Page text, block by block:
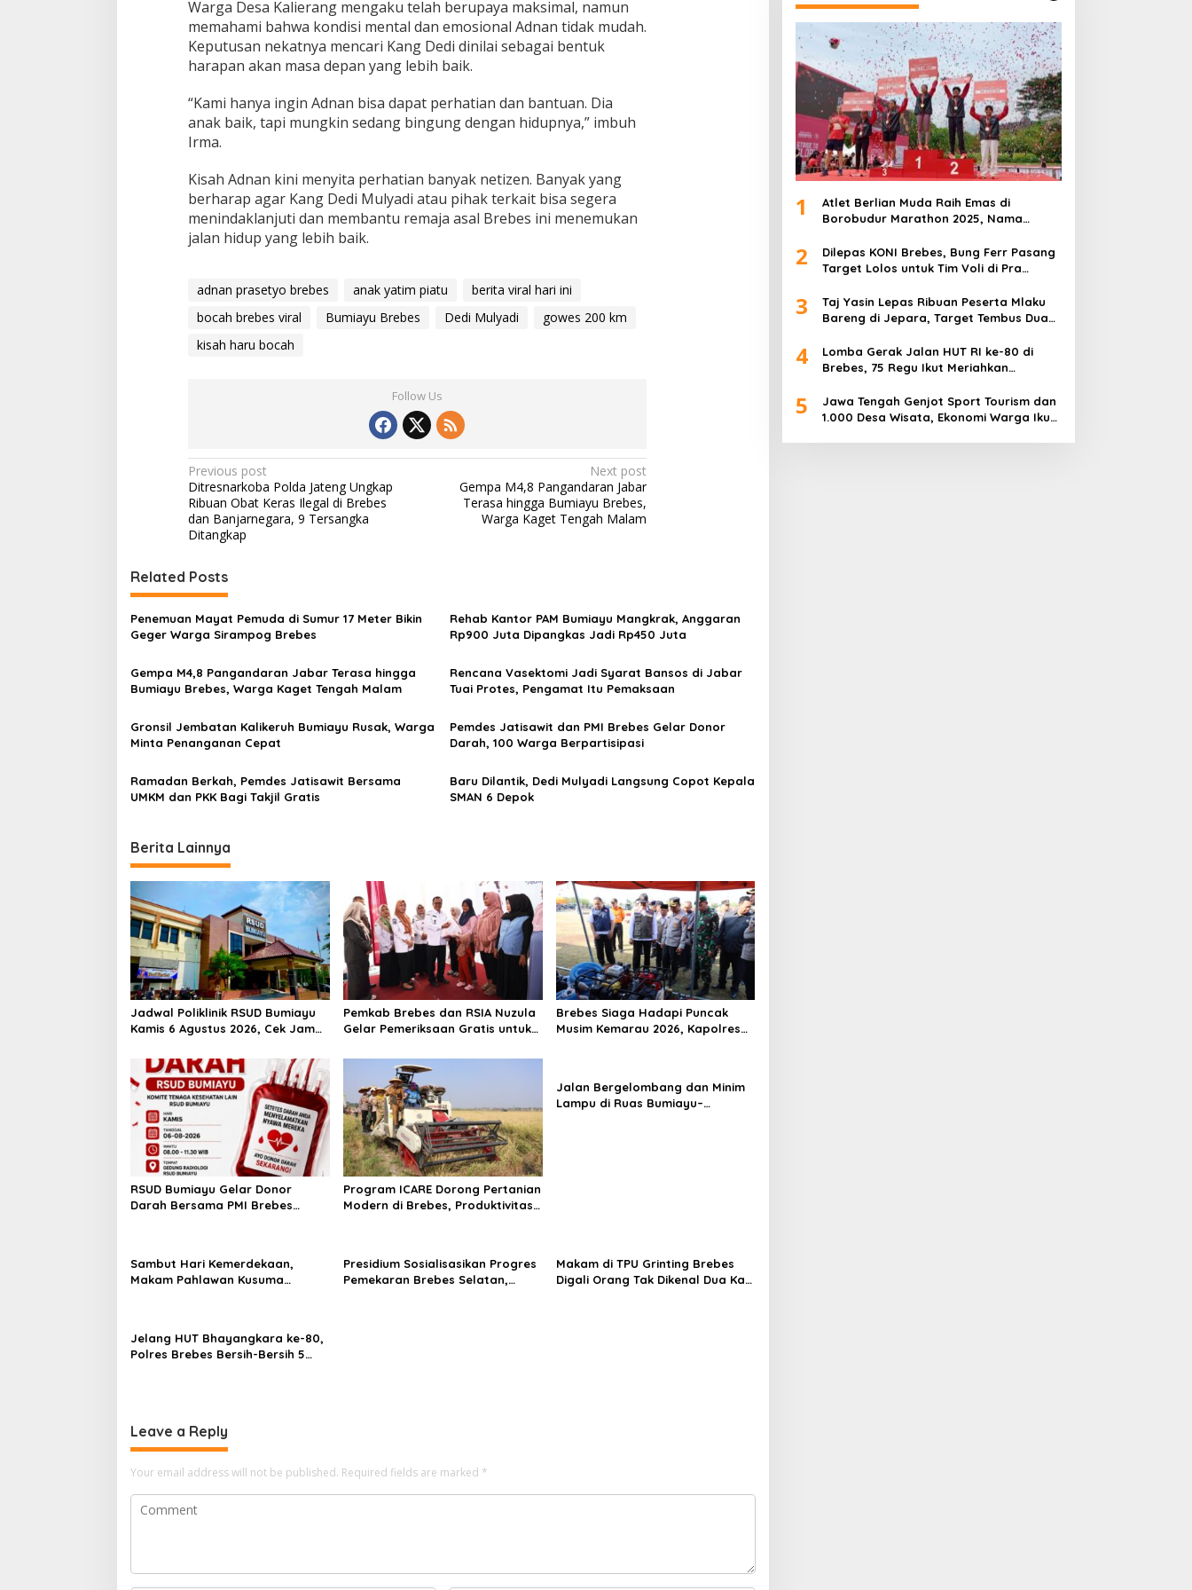
Warga Desa Kalierang mengaku telah berupaya maksimal, namun
memahami bahwa kondisi mental dan emosional Adnan tidak mudah.
Keputusan nekatnya mencari Kang Dedi dinilai sebagai bentuk
harapan akan masa depan yang lebih baik.
“Kami hanya ingin Adnan bisa dapat perhatian dan bantuan. Dia
anak baik, tapi mungkin sedang bingung dengan hidupnya,” imbuh
Irma.
Kisah Adnan kini menyita perhatian banyak netizen. Banyak yang
berharap agar Kang Dedi Mulyadi atau pihak terkait bisa segera
menindaklanjuti dan membantu remaja asal Brebes ini menemukan
jalan hidup yang lebih baik.
adnan prasetyo brebes anak yatim piatu
berita viral hari ini
bocah brebes viral
Bumiayu Brebes Dedi Mulyadi
gowes 200 km
kisah haru bocah
Follow Us
P
o
s
n
a
v
g
a
t
i
o
n
Previous post
Ditresnarkoba Polda Jateng Ungkap
Ribuan Obat Keras Ilegal di Brebes
dan Banjarnegara, 9 Tersangka
Ditangkap
Next post
Gempa M4,8 Pangandaran Jabar
Terasa hingga Bumiayu Brebes,
Warga Kaget Tengah Malam
Related Posts
Penemuan Mayat Pemuda di Sumur 17 Meter Bikin
Geger Warga Sirampog Brebes
Rehab Kantor PAM Bumiayu Mangkrak, Anggaran
Rp900 Juta Dipangkas Jadi Rp450 Juta
Gempa M4,8 Pangandaran Jabar Terasa hingga
Bumiayu Brebes, Warga Kaget Tengah Malam
Rencana Vasektomi Jadi Syarat Bansos di Jabar
Tuai Protes, Pengamat Itu Pemaksaan
Gronsil Jembatan Kalikeruh Bumiayu Rusak, Warga
Minta Penanganan Cepat
Pemdes Jatisawit dan PMI Brebes Gelar Donor
Darah, 100 Warga Berpartisipasi
Ramadan Berkah, Pemdes Jatisawit Bersama
UMKM dan PKK Bagi Takjil Gratis
Baru Dilantik, Dedi Mulyadi Langsung Copot Kepala
SMAN 6 Depok
Berita Lainnya
Jadwal Poliklinik RSUD Bumiayu
Kamis 6 Agustus 2026, Cek Jam
Berkunjung
Pemkab Brebes dan RSIA Nuzula
Gelar Pemeriksaan Gratis untuk
Kesehatan Ibu dan Bayi
Brebes Siaga Hadapi Puncak
Musim Kemarau 2026, Kapolres
RSUD Bumiayu Gelar Donor
Darah Bersama PMI Brebes
Program ICARE Dorong Pertanian
Modern di Brebes, Produktivitas
Jalan Bergelombang dan Minim
Lampu di Ruas Bumiayu–
Sambut Hari Kemerdekaan,
Makam Pahlawan Kusuma
Presidium Sosialisasikan Progres
Pemekaran Brebes Selatan,
Makam di TPU Grinting Brebes
Digali Orang Tak Dikenal Dua Kali,
Jelang HUT Bhayangkara ke-80,
Polres Brebes Bersih-Bersih 5
Leave a Reply
Your email address will not be published. Required fields are marked *
1
Atlet Berlian Muda Raih Emas di
Borobudur Marathon 2025, Nama
2
Dilepas KONI Brebes, Bung Ferr Pasang
Target Lolos untuk Tim Voli di Pra
3
Taj Yasin Lepas Ribuan Peserta Mlaku
Bareng di Jepara, Target Tembus Dua
4
Lomba Gerak Jalan HUT RI ke-80 di
Brebes, 75 Regu Ikut Meriahkan
5
Jawa Tengah Genjot Sport Tourism dan
1.000 Desa Wisata, Ekonomi Warga Ikut